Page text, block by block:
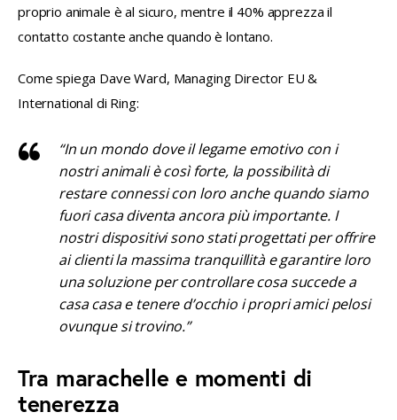
proprio animale è al sicuro, mentre il 40% apprezza il
contatto costante anche quando è lontano.
Come spiega Dave Ward, Managing Director EU &
International di Ring:
“In un mondo dove il legame emotivo con i
nostri animali è così forte, la possibilità di
restare connessi con loro anche quando siamo
fuori casa diventa ancora più importante. I
nostri dispositivi sono stati progettati per offrire
ai clienti la massima tranquillità e garantire loro
una soluzione per controllare cosa succede a
casa casa e tenere d’occhio i propri amici pelosi
ovunque si trovino.”
Tra marachelle e momenti di
tenerezza